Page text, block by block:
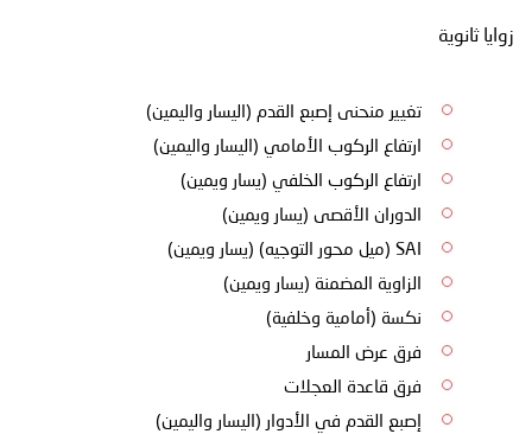
زوايا ثانوية
تغيير منحنى إصبع القدم (اليسار واليمين)
ارتفاع الركوب الأمامي (اليسار واليمين)
ارتفاع الركوب الخلفي (يسار ويمين)
الدوران الأقصى (يسار ويمين)
SAI (ميل محور التوجيه) (يسار ويمين)
الزاوية المضمنة (يسار ويمين)
نكسة (أمامية وخلفية)
فرق عرض المسار
فرق قاعدة العجلات
إصبع القدم في الأدوار (اليسار واليمين)